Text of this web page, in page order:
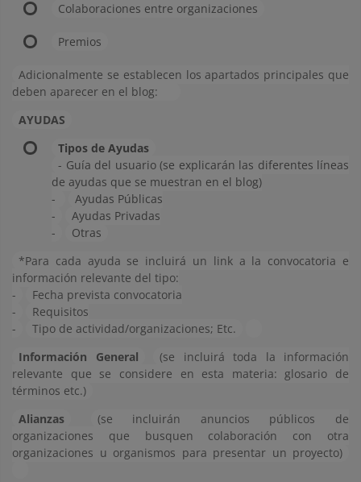
Colaboraciones entre organizaciones
Premios
Adicionalmente se establecen los apartados principales que
deben aparecer en el blog:
AYUDAS
Tipos de Ayudas
- Guía del usuario (se explicarán las diferentes líneas
de ayudas que se muestran en el blog)
-
Ayudas Públicas
-
Ayudas Privadas
-
Otras
*Para cada ayuda se incluirá un link a la convocatoria e
información relevante del tipo:
-
Fecha prevista convocatoria
-
Requisitos
-
Tipo de actividad/organizaciones; Etc.
Información General
(se incluirá toda la información
relevante que se considere en esta materia: glosario de
términos etc.)
Alianzas
(se incluirán anuncios públicos de
organizaciones que busquen colaboración con otra
organizaciones u organismos para presentar un proyecto)